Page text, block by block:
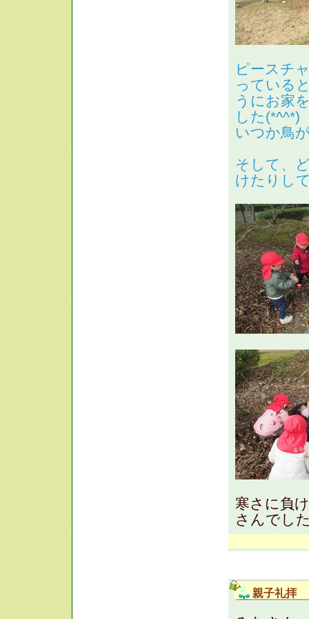
ピースチ
っている
うにお家
した(*^^*)
いつか鳥
そして、
けたりし
寒さに負
さんでし
親子礼拝